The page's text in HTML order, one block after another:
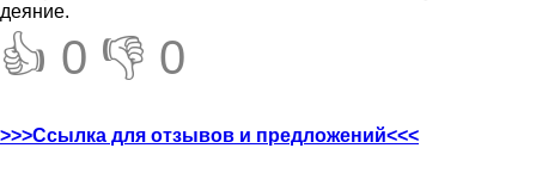
деяние.
👍 0 👎 0
>>>Ссылка для отзывов и предложений<<<